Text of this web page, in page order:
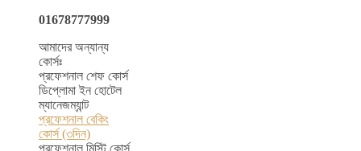
01678777999
আমাদের অন্যান্য
কোর্সঃ
প্রফেশনাল শেফ কোর্স
ডিপ্লোমা ইন হোটেল
ম্যানেজম্যান্ট
প্রফেশনাল বেকিং
কোর্স (৩দিন)
প্রফেশনাল মিস্টি কোর্স